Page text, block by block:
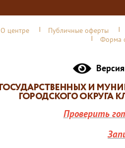
О центре Публичные оферты
Форма
Проверить